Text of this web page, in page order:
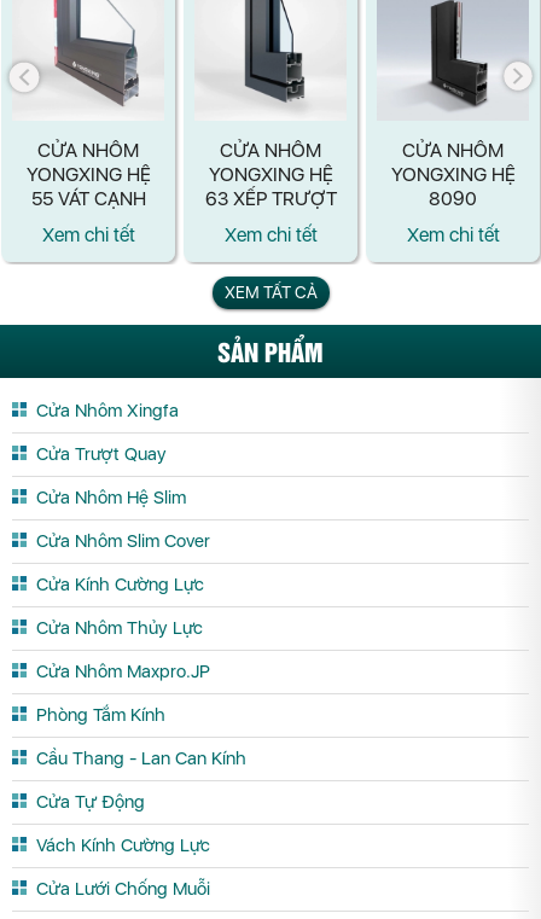
CỬA NHÔM
YONGXING HỆ
55 VÁT CẠNH
Xem chi tết
CỬA NHÔM
YONGXING HỆ
63 XẾP TRƯỢT
Xem chi tết
CỬA NHÔM
YONGXING HỆ
8090
Xem chi tết
XEM TẤT CẢ
SẢN PHẨM
Cửa Nhôm Xingfa
Cửa Trượt Quay
Cửa Nhôm Hệ Slim
Cửa Nhôm Slim Cover
Cửa Kính Cường Lực
Cửa Nhôm Thủy Lực
Cửa Nhôm Maxpro.JP
Phòng Tắm Kính
Cầu Thang - Lan Can Kính
Cửa Tự Động
Vách Kính Cường Lực
Cửa Lưới Chống Muỗi